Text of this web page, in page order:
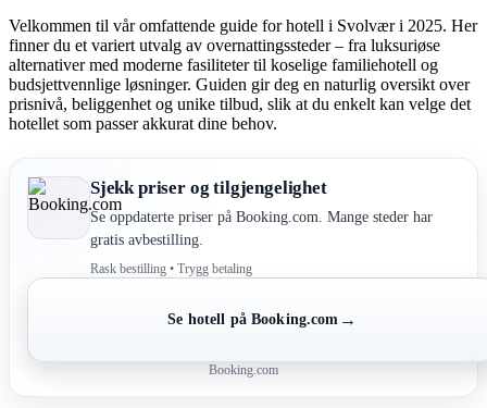
Velkommen til vår omfattende guide for hotell i Svolvær i 2025. Her
finner du et variert utvalg av overnattingssteder – fra luksuriøse
alternativer med moderne fasiliteter til koselige familiehotell og
budsjettvennlige løsninger. Guiden gir deg en naturlig oversikt over
prisnivå, beliggenhet og unike tilbud, slik at du enkelt kan velge det
hotellet som passer akkurat dine behov.
Sjekk priser og tilgjengelighet
Se oppdaterte priser på Booking.com. Mange steder har
gratis avbestilling.
Rask bestilling • Trygg betaling
Se hotell på Booking.com →
Booking.com